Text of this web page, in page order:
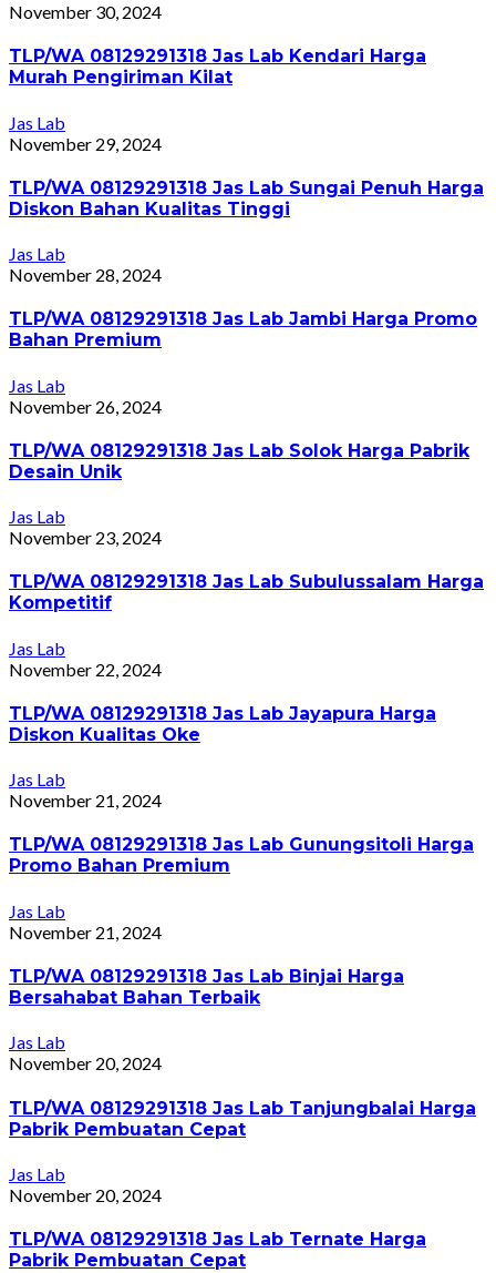
November 30, 2024
TLP/WA 08129291318 Jas Lab Kendari Harga
Murah Pengiriman Kilat
Jas Lab
November 29, 2024
TLP/WA 08129291318 Jas Lab Sungai Penuh Harga
Diskon Bahan Kualitas Tinggi
Jas Lab
November 28, 2024
TLP/WA 08129291318 Jas Lab Jambi Harga Promo
Bahan Premium
Jas Lab
November 26, 2024
TLP/WA 08129291318 Jas Lab Solok Harga Pabrik
Desain Unik
Jas Lab
November 23, 2024
TLP/WA 08129291318 Jas Lab Subulussalam Harga
Kompetitif
Jas Lab
November 22, 2024
TLP/WA 08129291318 Jas Lab Jayapura Harga
Diskon Kualitas Oke
Jas Lab
November 21, 2024
TLP/WA 08129291318 Jas Lab Gunungsitoli Harga
Promo Bahan Premium
Jas Lab
November 21, 2024
TLP/WA 08129291318 Jas Lab Binjai Harga
Bersahabat Bahan Terbaik
Jas Lab
November 20, 2024
TLP/WA 08129291318 Jas Lab Tanjungbalai Harga
Pabrik Pembuatan Cepat
Jas Lab
November 20, 2024
TLP/WA 08129291318 Jas Lab Ternate Harga
Pabrik Pembuatan Cepat